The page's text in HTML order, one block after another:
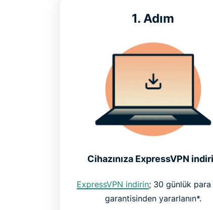
1. Adım
Cihazınıza ExpressVPN
ExpressVPN indirin; 30 günlük para
garantisinden yararlanın*.